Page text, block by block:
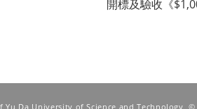
開標及驗收《
Yu Da University of Science and Technology ©